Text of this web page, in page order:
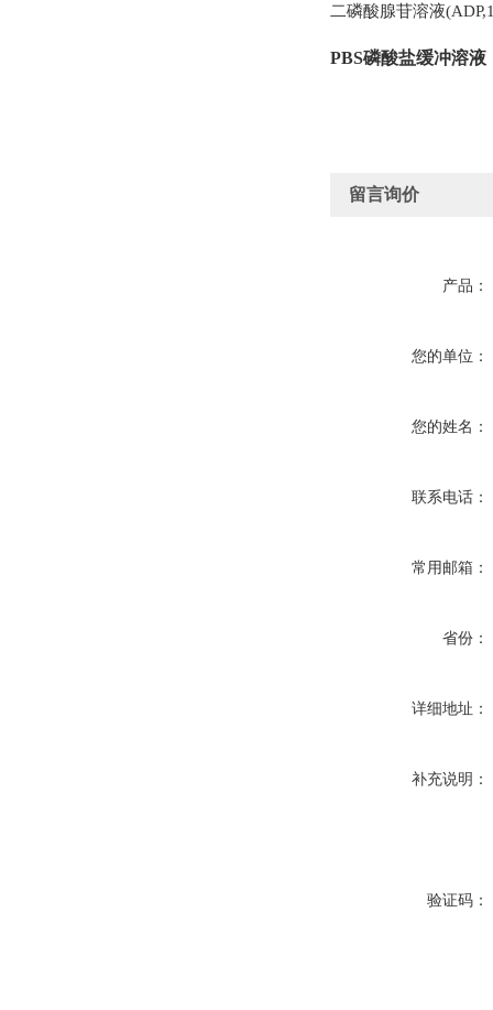
二磷酸腺苷溶液
PBS磷酸盐缓冲溶液
留言询价
产品：
您的单位：
您的姓名：
联系电话：
常用邮箱：
省份：
详细地址：
补充说明：
验证码：